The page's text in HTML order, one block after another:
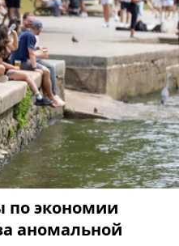
по экономии
аномальной